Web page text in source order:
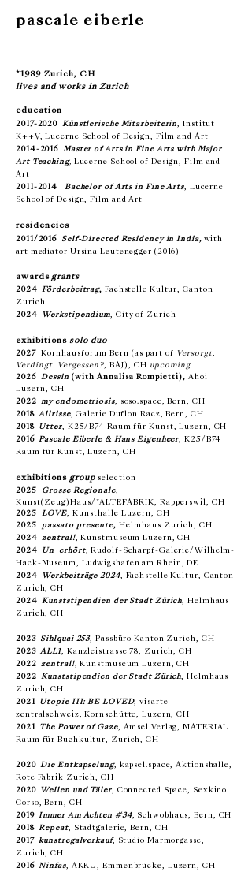
pascale eiberle
*1989 Zurich, CH
lives and works in Zurich
education
2017-2020 Künstlerische Mitarbeiterin, Institut
K++V, Lucerne School of Design, Film and Art
2014-2016
Master of Arts in Fine Arts with Major
Art Teaching, Lucerne School of Design, Film and
Art
2011-2014
Bachelor of Arts in Fine Arts, Lucerne
School of Design, Film and Art
residencies
2011/ 2016 Self-Directed Residency in India,with
art mediator Ursina Leutenegger (2016)
awardsgrants
2024Förderbeitrag, Fachstelle Kultur, Canton
Zurich
2024
Werkstipendium, City of Zurich
exhibitions solo duo
2027 Kornhausforum Bern (as part of
Versorgt,
Verdingt. Vergessen?, BAJ), CH upcoming
2026 Dessin (with Annalisa Rompietti), Ahoi
Luzern, CH
2022my endometriosis, soso.space, Bern, CH
2018Allrisse, Galerie Duflon Racz, Bern, CH
2018 Utter, K25/B74 Raum für Kunst, Luzern, CH
2016Pascale Eiberle & Hans Eigenheer, K25/B74
Raum für Kunst, Luzern, CH
exhibitions group selection
2025
Grosse Regionale,
Kunst(Zeug)Haus/*ALTEFABRIK, Rapperswil, CH
2025 LOVE, Kunsthalle Luzern, CH
2025
passato presente, Helmhaus Zurich, CH
2024zentral!, Kunstmuseum Luzern,CH
2024 Un_erhört, Rudolf-Scharpf-Galerie/Wilhelm-
Hack-Museum, Ludwigshafen am Rhein, DE
2024
Werkbeiträge 2024, Fachstelle Kultur, Canton
Zurich, CH
2024Kunststipendien der Stadt Zürich, Helmhaus
Zurich, CH
2023 Sihlquai 253, Passbüro Kanton Zurich, CH
2023ALL1, Kanzleistrasse 78, Zurich, CH
2022zentral!, Kunstmuseum Luzern, CH
2022Kunststipendien der Stadt Zürich, Helmhaus
Zurich, CH
2021 Utopie III: BE LOVED, visarte
zentralschweiz, Kornschütte, Luzern, CH
2021
The Power of Gaze, Amsel Verlag, MATERIAL
Raum für Buchkultur, Zurich, CH
2020Die Entkapselung, kapsel.space, Aktionshalle,
Rote Fabrik Zurich, CH
2020
Wellen und Täler, Connected Space, Sexkino
Corso, Bern, CH
2019Immer Am Achten #34, Schwobhaus, Bern, CH
2018Repeat, Stadtgalerie, Bern, CH
2017kunstregalverkauf, Studio Marmorgasse,
Zurich, CH
2016Ninfas, AKKU, Emmenbrücke, Luzern, CH